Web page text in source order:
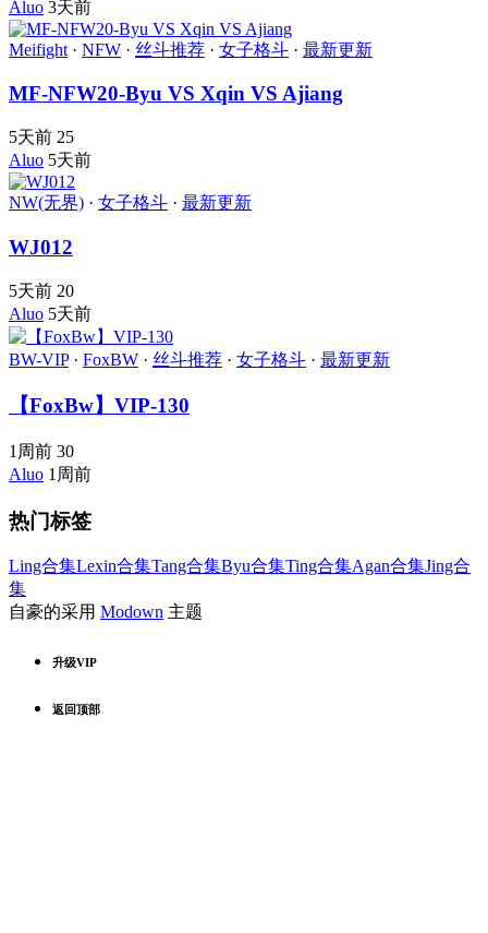
Aluo 3天前
Meifight · NFW · 丝斗推荐 · 女子格斗 · 最新更新
MF-NFW20-Byu VS Xqin VS Ajiang
5天前 25
Aluo 5天前
NW(无界) · 女子格斗 · 最新更新
WJ012
5天前 20
Aluo 5天前
BW-VIP· FoxBW · 丝斗推荐 · 女子格斗 · 最新更新
【FoxBw】VIP-130
1周前 30
Aluo 1周前
热门标签
Ling合集Lexin合集Tang合集Byu合集Ting合集Agan合集Jing合
集
自豪的采用 Modown 主题
升级VIP
返回顶部